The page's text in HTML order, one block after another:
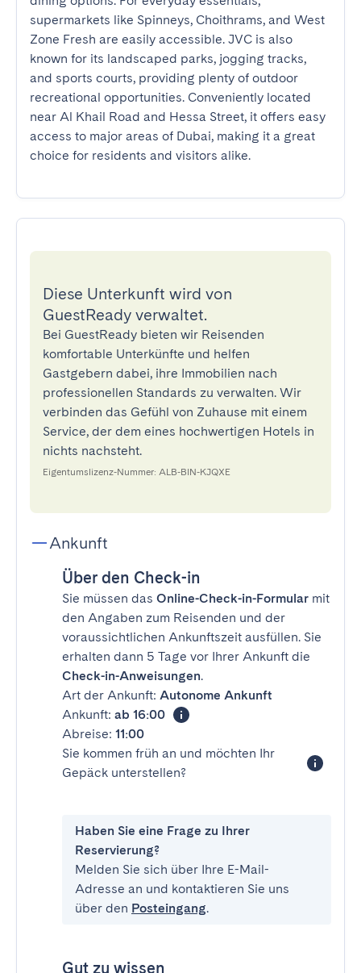
supermarkets like Spinneys, Choithrams, and West
Zone Fresh are easily accessible. JVC is also
known for its landscaped parks, jogging tracks,
and sports courts, providing plenty of outdoor
recreational opportunities. Conveniently located
near Al Khail Road and Hessa Street, it offers easy
access to major areas of Dubai, making it a great
choice for residents and visitors alike.
Diese Unterkunft wird von
GuestReady verwaltet.
Bei GuestReady bieten wir Reisenden
komfortable Unterkünfte und helfen
Gastgebern dabei, ihre Immobilien nach
professionellen Standards zu verwalten. Wir
verbinden das Gefühl von Zuhause mit einem
Service, der dem eines hochwertigen Hotels in
nichts nachsteht.
Eigentumslizenz-Nummer: ALB-BIN-KJQXE
Ankunft
Über den Check-in
Sie müssen das Online-Check-in-Formular mit
den Angaben zum Reisenden und der
voraussichtlichen Ankunftszeit ausfüllen. Sie
erhalten dann 5 Tage vor Ihrer Ankunft die
Check-in-Anweisungen.
Art der Ankunft: Autonome Ankunft
Ankunft: ab 16:00
Abreise: 11:00
Sie kommen früh an und möchten Ihr
Gepäck unterstellen?
Haben Sie eine Frage zu Ihrer
Reservierung?
Melden Sie sich über Ihre E-Mail-
Adresse an und kontaktieren Sie uns
über den Posteingang.
Gut zu wissen